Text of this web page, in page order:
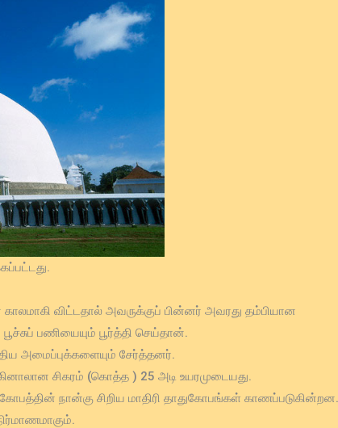
விட்டதால் அவருக்குப் பின்னர் அவரது தம்பியான
பணியையும் பூர்த்தி செய்தான்.
அமைப்புக்களையும் சேர்த்தனர்.
சிகரம் (கொத்த ) 25 அடி உயரமுடையது.
நான்கு சிறிய மாதிரி தாதுகோபங்கள் காணப்படுகின்றன.